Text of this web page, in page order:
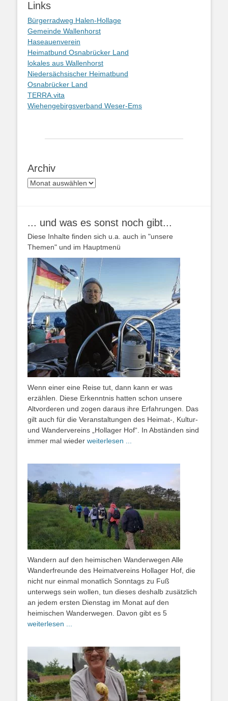
Links
Bürgerradweg Halen-Hollage
Gemeinde Wallenhorst
Haseauenverein
Heimatbund Osnabrücker Land
lokales aus Wallenhorst
Niedersächsischer Heimatbund
Osnabrücker Land
TERRA.vita
Wiehengebirgsverband Weser-Ems
Archiv
Archiv
... und was es sonst noch gibt...
Diese Inhalte finden sich u.a. auch in "unsere
Themen" und im Hauptmenü
Wenn einer eine Reise tut, dann kann er was
erzählen. Diese Erkenntnis hatten schon unsere
Altvorderen und zogen daraus ihre Erfahrungen. Das
gilt auch für die Veranstaltungen des Heimat-, Kultur-
und Wandervereins „Hollager Hof“. In Abständen sind
immer mal wieder weiterlesen ...
Wandern auf den heimischen Wanderwegen Alle
Wanderfreunde des Heimatvereins Hollager Hof, die
nicht nur einmal monatlich Sonntags zu Fuß
unterwegs sein wollen, tun dieses deshalb zusätzlich
an jedem ersten Dienstag im Monat auf den
heimischen Wanderwegen. Davon gibt es 5
weiterlesen ...